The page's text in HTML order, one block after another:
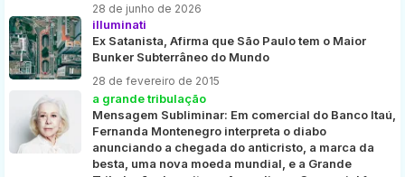
28 de junho de 2026
illuminati
Ex Satanista, Afirma que São Paulo tem o Maior
Bunker Subterrâneo do Mundo
28 de fevereiro de 2015
a grande tribulação
Mensagem Subliminar: Em comercial do Banco Itaú,
Fernanda Montenegro interpreta o diabo
anunciando a chegada do anticristo, a marca da
besta, uma nova moeda mundial, e a Grande